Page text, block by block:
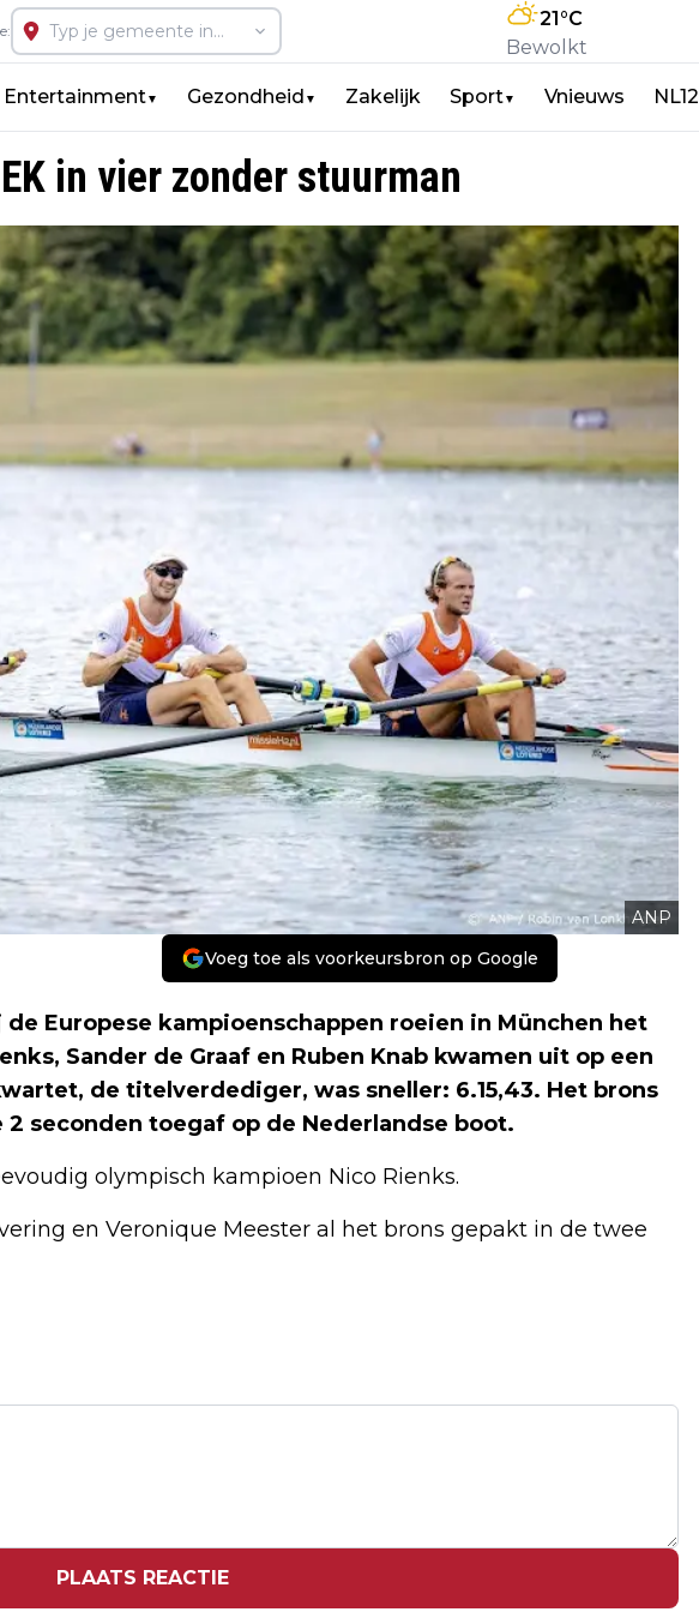
21°C
Bewolkt
Entertainment▼ Gezondheid ▼ Zakelijk Sport▼ Vnieuws NL12
in vier zonder stuurman
ANP
Voeg toe als voorkeursbron op Google
Europese kampioenschappen roeien in München het
Sander de Graaf en Ruben Knab kwamen uit op een
de titelverdediger, was sneller: 6.15,43. Het brons
seconden toegaf op de Nederlandse boot.
olympisch kampioen Nico Rienks.
en Veronique Meester al het brons gepakt in de twee
BANG
VROUWEN IN DUBBELVIER VEROVEREN
PLAATS REACTIE